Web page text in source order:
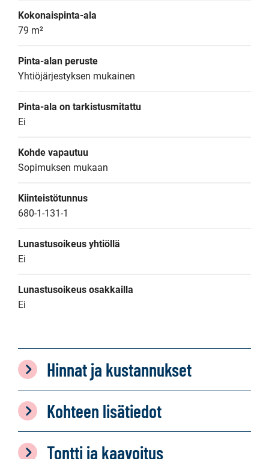
Kokonaispinta-ala
79 m²
Pinta-alan peruste
Yhtiöjärjestyksen mukainen
Pinta-ala on tarkistusmitattu
Ei
Kohde vapautuu
Sopimuksen mukaan
Kiinteistötunnus
680-1-131-1
Lunastusoikeus yhtiöllä
Ei
Lunastusoikeus osakkailla
Ei
Hinnat ja kustannukset
Kohteen lisätiedot
Tontti ja kaavoitus